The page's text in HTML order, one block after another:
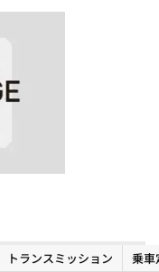
トランスミッション
乗車